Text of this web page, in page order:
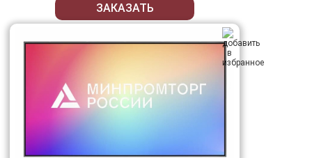
ЗАКАЗАТЬ